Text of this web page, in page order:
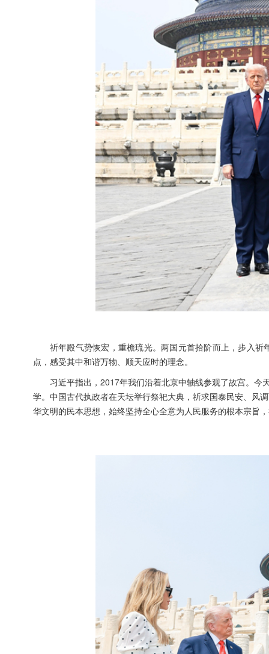
祈年殿气势恢宏，重檐琉光。两国元首拾阶而上，步入
点，感受其中和谐万物、顺天应时的理念。
习近平指出，2017年我们沿着北京中轴线参观了故宫。今
学。中国古代执政者在天坛举行祭祀大典，祈求国泰民安、风
华文明的民本思想，始终坚持全心全意为人民服务的根本宗旨